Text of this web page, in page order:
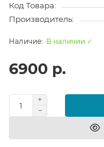
Код Товара:
Производитель:
В наличии ✓
6900 р.